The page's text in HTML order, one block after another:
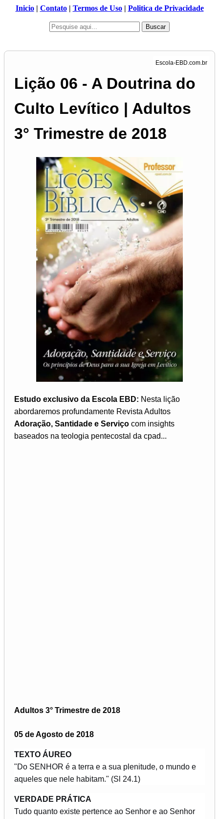
Inicio| Contato| Termos de Uso| Politica de Privacidade
Buscar
Lição 06 - A Doutrina do
Culto Levítico | Adultos
3° Trimestre de 2018
Estudo exclusivo da Escola EBD: Nesta lição
abordaremos profundamente Revista Adultos
Adoração, Santidade e Serviço com insights
baseados na teologia pentecostal da cpad...
Adultos 3° Trimestre de 2018
05 de Agosto de 2018
TEXTO ÁUREO
"Do SENHOR é a terra e a sua plenitude, o mundo e
aqueles que nele habitam." (Sl 24.1)
VERDADE PRÁTICA
Tudo quanto existe pertence ao Senhor e ao Senhor